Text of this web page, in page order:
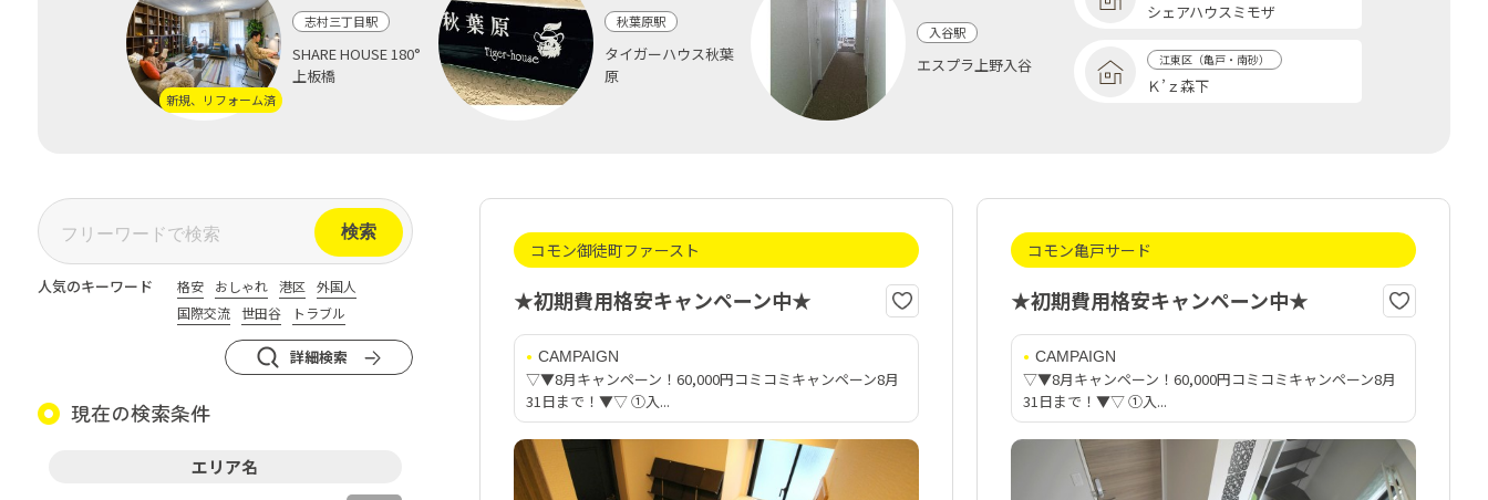
新規、リフォーム済
志村三丁目駅
SHARE HOUSE 180°
上板橋
秋葉原駅
タイガーハウス秋葉
原
入谷駅
エスプラ上野入谷
シェアハウスミモザ
江東区（亀戸・南砂）
Ｋ’ｚ森下
人気のキーワード 格安 おしゃれ 港区
外国人
国際交流
世田谷 トラブル
詳細検索
現在の検索条件
エリア名
コモン御徒町ファースト
★初期費用格安キャンペーン中★
CAMPAIGN
▽▼8月キャンペーン！60,000円コミコミキャンペーン8月
31日まで！▼▽ ①入...
コモン亀戸サード
★初期費用格安キャンペーン中★
CAMPAIGN
▽▼8月キャンペーン！60,000円コミコミキャンペーン8月
31日まで！▼▽ ①入...